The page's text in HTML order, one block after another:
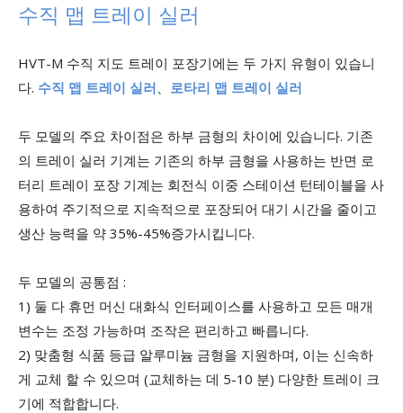
수직 맵 트레이 실러
HVT-M 수직 지도 트레이 포장기에는 두 가지 유형이 있습니
다. 수직 맵 트레이 실러、 로타리 맵 트레이 실러
두 모델의 주요 차이점은 하부 금형의 차이에 있습니다. 기존
의 트레이 실러 기계는 기존의 하부 금형을 사용하는 반면 로
터리 트레이 포장 기계는 회전식 이중 스테이션 턴테이블을 사
용하여 주기적으로 지속적으로 포장되어 대기 시간을 줄이고
생산 능력을 약 35%-45%증가시킵니다.
두 모델의 공통점 :
1) 둘 다 휴먼 머신 대화식 인터페이스를 사용하고 모든 매개
변수는 조정 가능하며 조작은 편리하고 빠릅니다.
2) 맞춤형 식품 등급 알루미늄 금형을 지원하며, 이는 신속하
게 교체 할 수 있으며 (교체하는 데 5-10 분) 다양한 트레이 크
기에 적합합니다.